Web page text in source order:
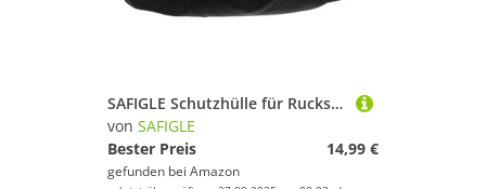
SAFIGLE Schutzhülle für Rucksackboden – Staubdichter Bodenschutz – Elastischer Schmutzschutz für Rucksäcke – Wasserdichtes, fleckenabweisendes Zubehör für Faltbare Taschen
von SAFIGLE
Bester Preis
14,99 €
gefunden bei Amazon